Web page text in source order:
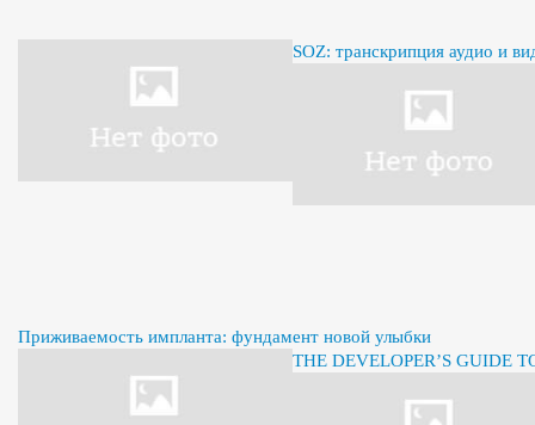
SOZ: транскрипция аудио и
Приживаемость импланта: фундамент новой улыбки
THE DEVELOPER’S GUIDE